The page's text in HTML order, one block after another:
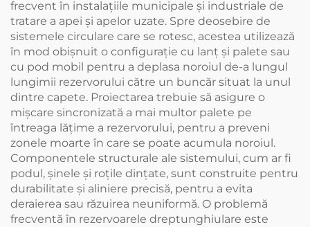
frecvent în instalațiile municipale și industriale de
tratare a apei și apelor uzate. Spre deosebire de
sistemele circulare care se rotesc, acestea utilizează
în mod obișnuit o configurație cu lanț și palete sau
cu pod mobil pentru a deplasa noroiul de-a lungul
lungimii rezervorului către un buncăr situat la unul
dintre capete. Proiectarea trebuie să asigure o
mișcare sincronizată a mai multor palete pe
întreaga lățime a rezervorului, pentru a preveni
zonele moarte în care se poate acumula noroiul.
Componentele structurale ale sistemului, cum ar fi
podul, șinele și roțile dințate, sunt construite pentru
durabilitate și aliniere precisă, pentru a evita
deraierea sau răzuirea neuniformă. O problemă
frecventă în rezervoarele dreptunghiulare este